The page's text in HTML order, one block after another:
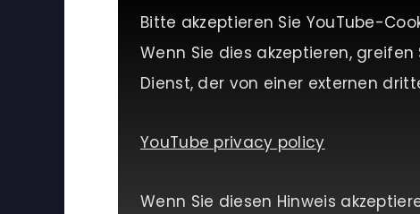
Bitte akzeptieren Sie YouTube-
Wenn Sie dies akzeptieren,
Dienst, der von einer externen
YouTube privacy policy
Wenn Sie diesen Hinweis